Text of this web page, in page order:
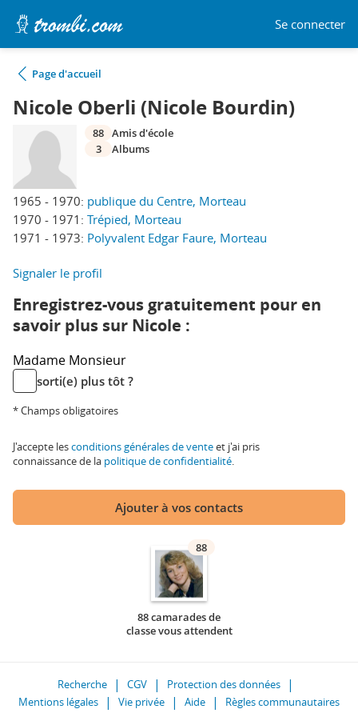
Se connecter
Page d'accueil
Nicole Oberli (Nicole Bourdin)
1965 - 1970: publique du Centre, Morteau
1970 - 1971: Trépied, Morteau
1971 - 1973: Polyvalent Edgar Faure, Morteau
88 Amis d'école
3
Albums
Signaler le profil
Enregistrez-vous gratuitement pour en
savoir plus sur Nicole :
Madame Monsieur
sorti(e) plus tôt ?
* Champs obligatoires
J'accepte lesconditions générales de venteet j'ai pris
connaissance de la politique de confidentialité.
Ajouter à vos contacts
88
88 camarades de
classe vous attendent
Recherche CGV
Protection des données
Mentions légales
Vie privée Aide Règles communautaires